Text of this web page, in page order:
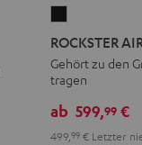
AIR
2
Schwarz
ROCKSTER
Gehört zu den
tragen
ab 599,99 €
499, 99 € Letzter